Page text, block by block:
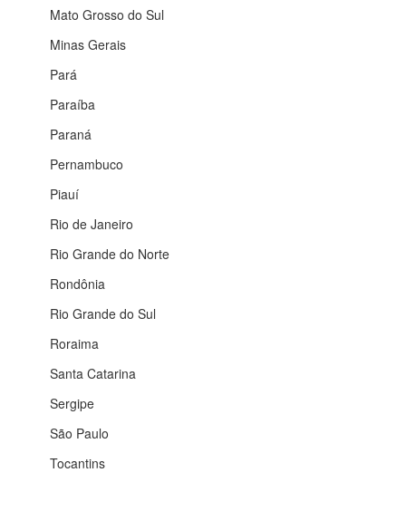
Mato Grosso do Sul
Minas Gerais
Pará
Paraíba
Paraná
Pernambuco
Piauí
Rio de Janeiro
Rio Grande do Norte
Rondônia
Rio Grande do Sul
Roraima
Santa Catarina
Sergipe
São Paulo
Tocantins